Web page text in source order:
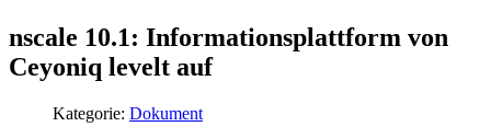
nscale 10.1: Informationsplattform von
Ceyoniq levelt auf
Kategorie: Dokument